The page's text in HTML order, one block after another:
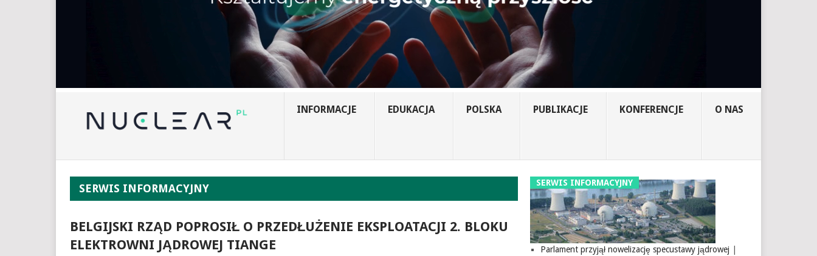
INFORMACJE EDUKACJA POLSKA PUBLIKACJE KONFERENCJE O NAS
SERWIS INFORMACYJNY
BELGIJSKI RZĄD POPROSIŁ O PRZEDŁUŻENIE EKSPLOATACJI 2. BLOKU
ELEKTROWNI JĄDROWEJ TIANGE
SERWIS INFORMACYJNY
Parlament przyjął nowelizację specustawy jądrowej